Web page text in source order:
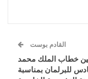
القادم بوست
خطاب الملك محمد
للبرلمان بمناسبة